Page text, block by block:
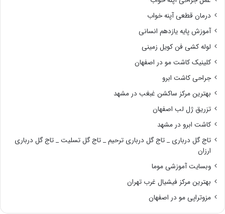
درمان قطعی آپنه خواب
آموزش پایه یازدهم انسانی
لوله کشی فن کویل زمینی
کلینیک کاشت مو در اصفهان
جراحی کاشت ابرو
بهترین مرکز ساکشن غبغب در مشهد
تزریق ژل لب اصفهان
کاشت ابرو در مشهد
تاج گل درباری _ تاج گل درباری ترحیم _ تاج گل تسلیت _ تاج گل درباری
ارزان
وبسایت آموزشی موما
بهترین مرکز فیشیال غرب تهران
مزوتراپی مو در اصفهان